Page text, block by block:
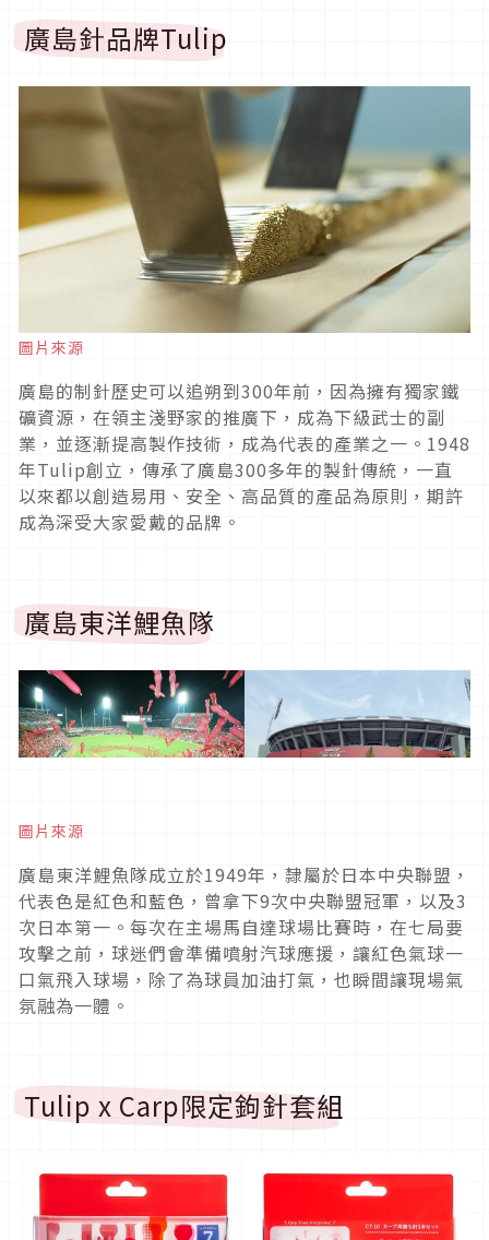
廣島針品牌Tulip
圖片來源
廣島的制針歷史可以追朔到300年前，因為擁有獨家鐵
礦資源，在領主淺野家的推廣下，成為下級武士的副
業，並逐漸提高製作技術，成為代表的產業之一。1948
年Tulip創立，傳承了廣島300多年的製針傳統，一直
以來都以創造易用、安全、高品質的產品為原則，期許
成為深受大家愛戴的品牌。
廣島東洋鯉魚隊
圖片來源
廣島東洋鯉魚隊成立於1949年，隸屬於日本中央聯盟，
代表色是紅色和藍色，曾拿下9次中央聯盟冠軍，以及3
次日本第一。每次在主場馬自達球場比賽時，在七局要
攻擊之前，球迷們會準備噴射汽球應援，讓紅色氣球一
口氣飛入球場，除了為球員加油打氣，也瞬間讓現場氣
氛融為一體。
Tulip x Carp限定鉤針套組